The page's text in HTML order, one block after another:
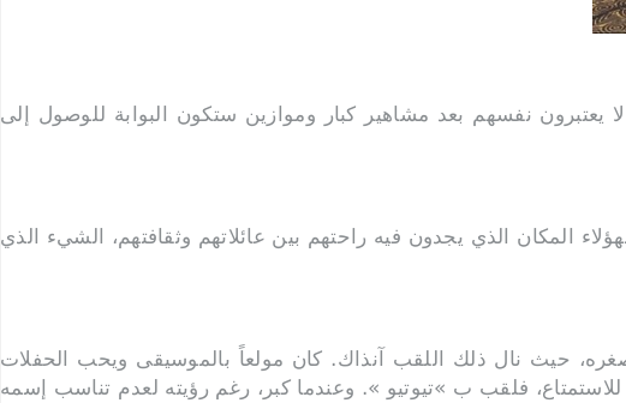
نفسهم بعد مشاهير كبار وموازين ستكون البوابة للوصول إلى
المكان الذي يجدون فيه راحتهم بين عائلاتهم وثقافتهم، الشيء الذي
حيث نال ذلك اللقب آنذاك. كان مولعاً بالموسيقى ويحب الحفلات
فلقب ب »تيوتيو ». وعندما كبر، رغم رؤيته لعدم تناسب إسمه